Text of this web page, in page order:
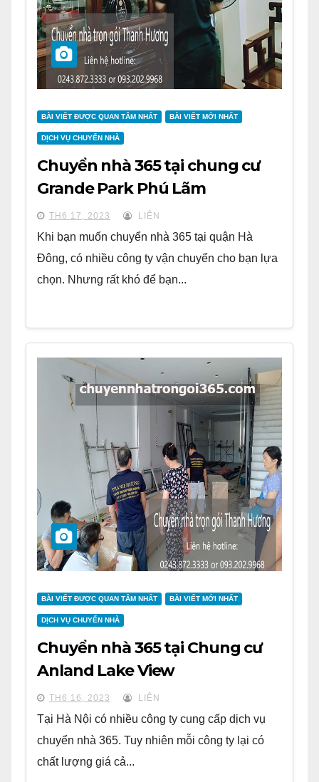
BÀI VIẾT ĐƯỢC QUAN TÂM NHẤT BÀI VIẾT MỚI NHẤT
DỊCH VỤ CHUYỂN NHÀ
Chuyển nhà 365 tại chung cư
Grande Park Phú Lãm
TH6 17, 2023 LIÊN
Khi bạn muốn chuyển nhà 365 tại quận Hà
Đông, có nhiều công ty vận chuyển cho bạn lựa
chọn. Nhưng rất khó để bạn...
BÀI VIẾT ĐƯỢC QUAN TÂM NHẤT BÀI VIẾT MỚI NHẤT
DỊCH VỤ CHUYỂN NHÀ
Chuyển nhà 365 tại Chung cư
Anland Lake View
TH6 16, 2023 LIÊN
Tại Hà Nội có nhiều công ty cung cấp dịch vụ
chuyển nhà 365. Tuy nhiên mỗi công ty lại có
chất lượng giá cả...